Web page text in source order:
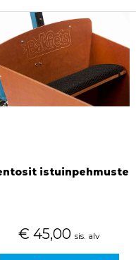
istuinpehmuste
€ 45,00 sis. alv